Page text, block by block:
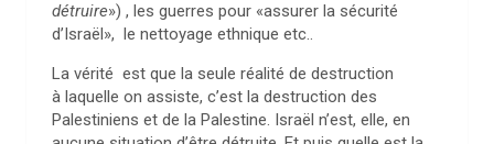
détruire») , les guerres pour «assurer la sécurité
d’Israël», le nettoyage ethnique etc..
La vérité est que la seule réalité de destruction
à laquelle on assiste, c’est la destruction des
Palestiniens et de la Palestine. Israël n’est, elle, en